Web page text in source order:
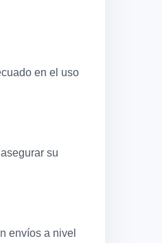
en el uso
su
envíos a nivel